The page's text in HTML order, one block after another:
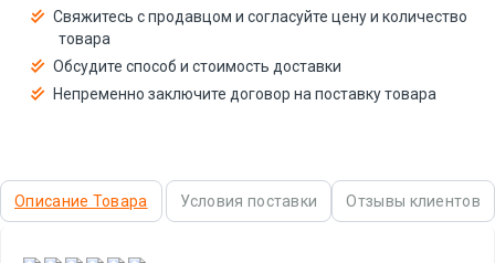
Свяжитесь с продавцом и согласуйте цену и количество
товара
Обсудите способ и стоимость доставки
Непременно заключите договор на поставку товара
Описание Товара Условия поставки Отзывы клиентов